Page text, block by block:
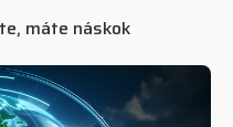
máte náskok